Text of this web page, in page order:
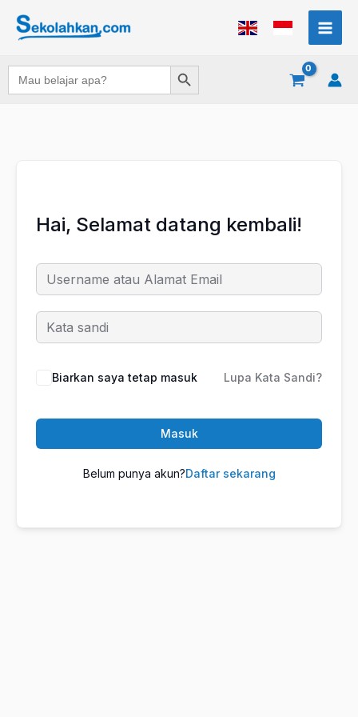
Search
for:
Search Button
Hai, Selamat datang kembali!
Biarkan saya tetap masuk Lupa Kata Sandi?
Masuk
Belum punya akun?Daftar sekarang